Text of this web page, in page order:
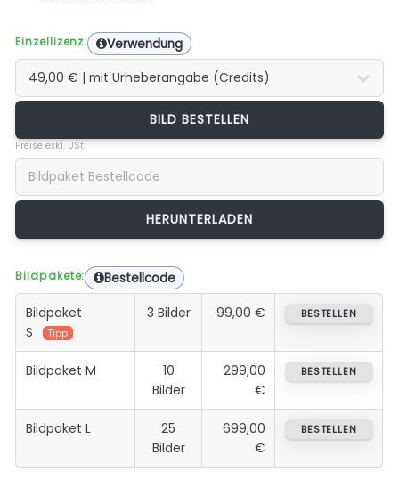
Einzellizenz: Verwendung
BILD BESTELLEN
Preise exkl. USt.
Bildpakete: Bestellcode
Bildpaket
S
Tipp
3 Bilder 99,00 € BESTELLEN
Bildpaket M
10
Bilder
299,00
€
BESTELLEN
Bildpaket L
25
Bilder
699,00
€
BESTELLEN